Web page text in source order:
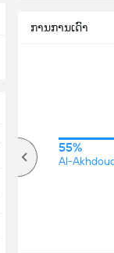
ການການເດົາ
55%
Al-